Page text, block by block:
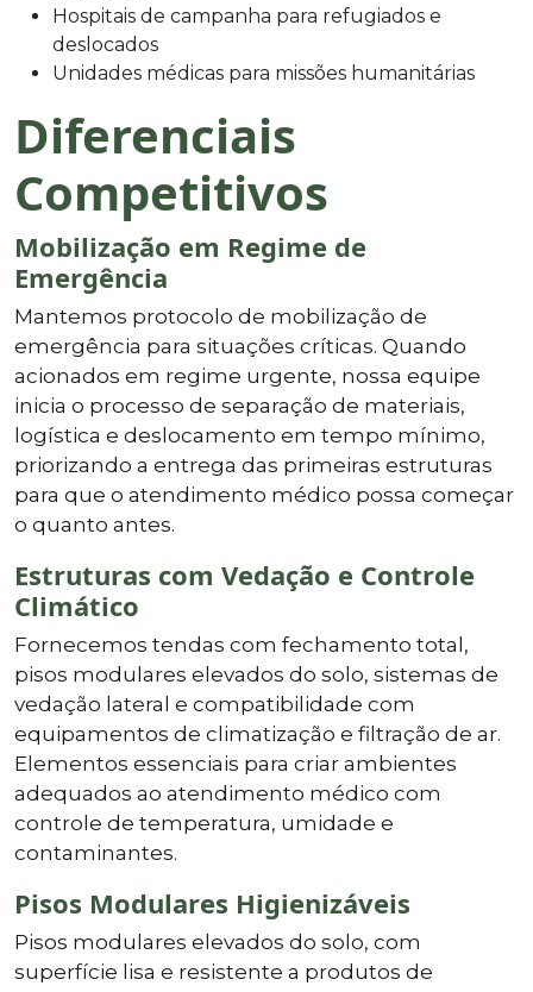
Hospitais de campanha para refugiados e
deslocados
Unidades médicas para missões humanitárias
Diferenciais
Competitivos
Mobilização em Regime de
Emergência
Mantemos protocolo de mobilização de
emergência para situações críticas. Quando
acionados em regime urgente, nossa equipe
inicia o processo de separação de materiais,
logística e deslocamento em tempo mínimo,
priorizando a entrega das primeiras estruturas
para que o atendimento médico possa começar
o quanto antes.
Estruturas com Vedação e Controle
Climático
Fornecemos tendas com fechamento total,
pisos modulares elevados do solo, sistemas de
vedação lateral e compatibilidade com
equipamentos de climatização e filtração de ar.
Elementos essenciais para criar ambientes
adequados ao atendimento médico com
controle de temperatura, umidade e
contaminantes.
Pisos Modulares Higienizáveis
Pisos modulares elevados do solo, com
superfície lisa e resistente a produtos de